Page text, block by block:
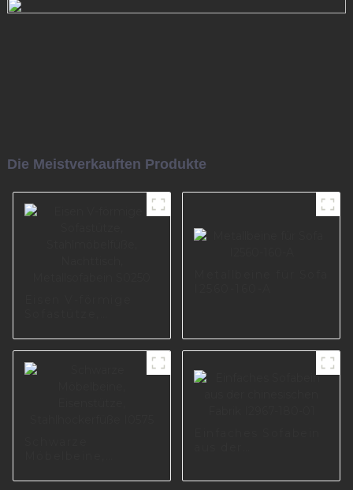
Die Meistverkauften Produkte
Nachttisch,
S0250
Stahlhockerfüße